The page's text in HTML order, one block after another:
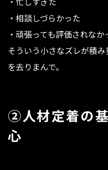
・相談しづらかった
・頑張っても評価されなか
そういう小さなズレが積
を去りまんで。
②人材定着の
心